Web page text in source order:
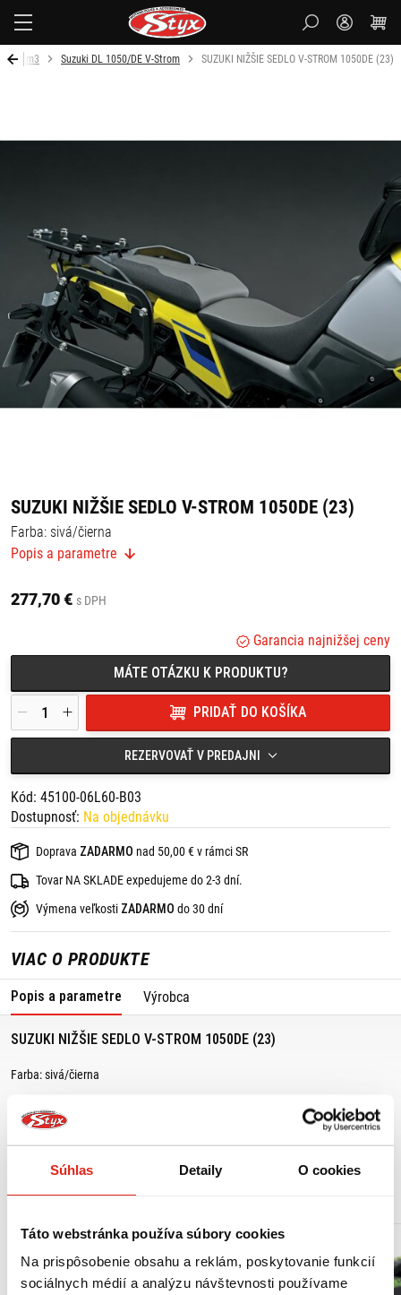
Súhlas Detaily O cookies
Táto webstránka používa súbory cookies
Na prispôsobenie obsahu a reklám, poskytovanie funkcií
sociálnych médií a analýzu návštevnosti používame
cm3 Suzuki DL 1050/DE V-Strom SUZUKI NIŽŠIE SEDLO V-STROM 1050DE (23)
SUZUKI NIŽŠIE SEDLO V-STROM 1050DE (23)
Farba: sivá/čierna
Pre jazdcov, ktorí chcú nižšiu výšku sedadla, toto príslušenstvo
Popis a parametre
277,70 € s DPH
Garancia najnižšej ceny
MÁTE OTÁZKU K PRODUKTU?
PRIDAŤ DO KOŠÍKA
REZERVOVAŤ V PREDAJNI
Kód: 45100-06L60-B03
Dostupnosť: Na objednávku
Doprava ZADARMO nad 50,00 € v rámci SR
Tovar NA SKLADE expedujeme do 2-3 dní.
Výmena veľkosti ZADARMO do 30 dní
VIAC O PRODUKTE
Popis a parametre Výrobca
SUZUKI NIŽŠIE SEDLO V-STROM 1050DE (23)
Farba: sivá/čierna
Pre jazdcov, ktorí chcú nižšiu výšku sedadla, toto príslušenstvo nahrádza
pôvodné sedlo o 30 mm nižším.